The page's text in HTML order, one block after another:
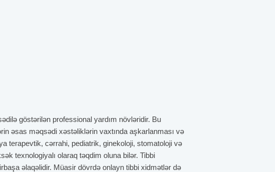
göstərilən professional yardım növləridir. Bu
əsas məqsədi xəstəliklərin vaxtında aşkarlanması və
terapevtik, cərrahi, pediatrik, ginekoloji, stomatoloji və
texnologiyalı olaraq təqdim oluna bilər. Tibbi
əlaqəlidir. Müasir dövrdə onlayn tibbi xidmətlər də